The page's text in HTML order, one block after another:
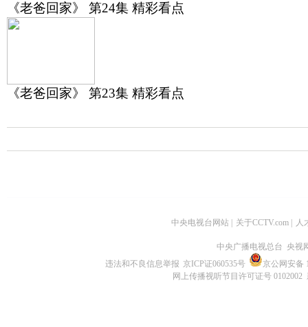
《老爸回家》 第24集 精彩看点
《老爸回家》 第23集 精彩看点
中央电视台网站 关于CCTV.com 人
中央广播电视总台 央视
违法和不良信息举报 京ICP证060535号
京公网安备
网上传播视听节目许可证号 0102002